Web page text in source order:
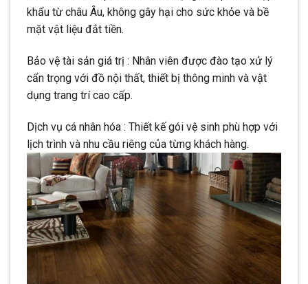
khẩu từ châu Âu, không gây hại cho sức khỏe và bề
mặt vật liệu đắt tiền.
Bảo vệ tài sản giá trị : Nhân viên được đào tạo xử lý
cẩn trọng với đồ nội thất, thiết bị thông minh và vật
dụng trang trí cao cấp.
Dịch vụ cá nhân hóa : Thiết kế gói vệ sinh phù hợp với
lịch trình và nhu cầu riêng của từng khách hàng.